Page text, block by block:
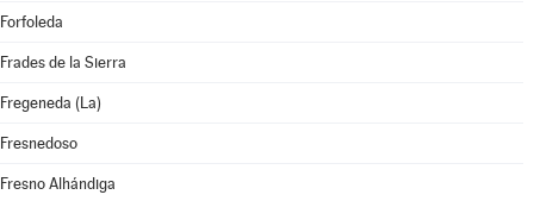
Forfoleda
Frades de la Sierra
Fregeneda (La)
Fresnedoso
Fresno Alhándiga